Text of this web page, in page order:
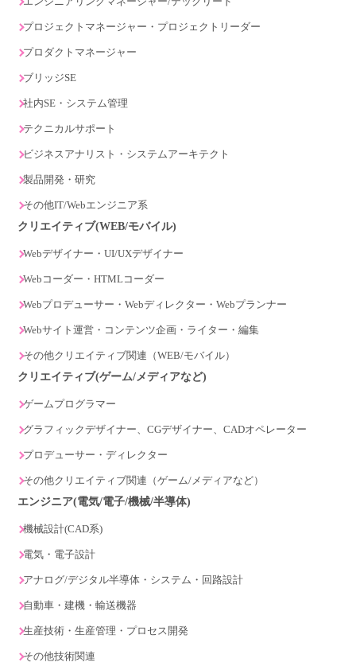
プロジェクトマネージャー・プロジェクトリーダー
プロダクトマネージャー
ブリッジSE
社内SE・システム管理
テクニカルサポート
ビジネスアナリスト・システムアーキテクト
製品開発・研究
その他IT/Webエンジニア系
クリエイティブ(WEB/モバイル)
Webデザイナー・UI/UXデザイナー
Webコーダー・HTMLコーダー
Webプロデューサー・Webディレクター・Webプランナー
Webサイト運営・コンテンツ企画・ライター・編集
その他クリエイティブ関連（WEB/モバイル）
クリエイティブ(ゲーム/メディアなど)
ゲームプログラマー
グラフィックデザイナー、CGデザイナー、CADオペレーター
プロデューサー・ディレクター
その他クリエイティブ関連（ゲーム/メディアなど）
エンジニア(電気/電子/機械/半導体)
機械設計(CAD系)
電気・電子設計
アナログ/デジタル半導体・システム・回路設計
自動車・建機・輸送機器
生産技術・生産管理・プロセス開発
その他技術関連